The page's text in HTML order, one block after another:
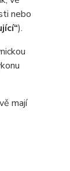
nebo
).
mají